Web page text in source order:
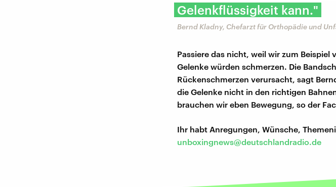
Gelenkflüssigkeit kann."
Bernd Kladny, Chefarzt für Orthopädie und
Passiere das nicht, weil wir zum
Gelenke würden schmerzen. Die
Rückenschmerzen verursacht, sagt
die Gelenke nicht in den richtigen
brauchen wir eben Bewegung, so der
Ihr habt Anregungen, Wünsche,
unboxingnews@deutschlandradio.de